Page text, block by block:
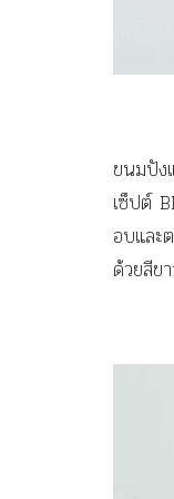
ขนมปัง
เซ็ปต์
อบและ
ด้วยสีข